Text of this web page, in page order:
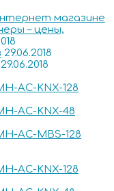
магазине
– цены,
29.06.2018
29.06.2018
AC-KNX-128
AC-KNX-48
AC-MBS-128
AC-KNX-128